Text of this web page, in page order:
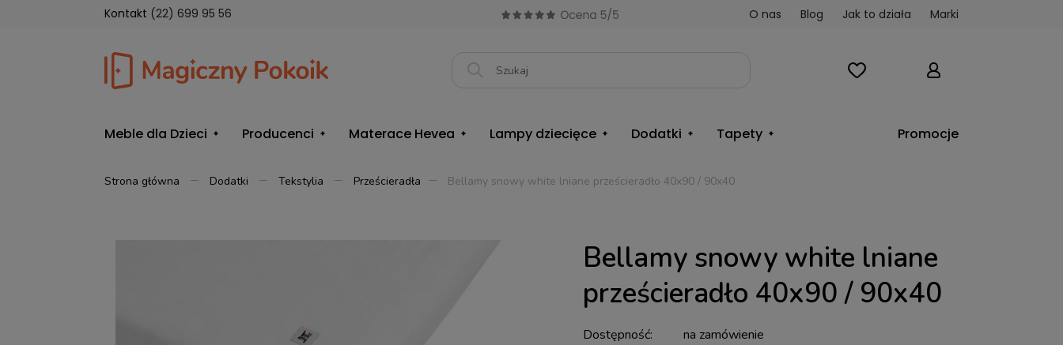
Kontakt (22) 699 95 56 O nas Blog Jak to działa Marki
Meble dla Dzieci Producenci Materace Hevea Lampy dziecięce Dodatki Tapety Promocje
Strona główna Dodatki Tekstylia Prześcieradła Bellamy snowy white lniane prześcieradło 40x90 / 90x40
Bellamy snowy white lniane
prześcieradło 40x90 / 90x40
Dostępność:
na zamówienie